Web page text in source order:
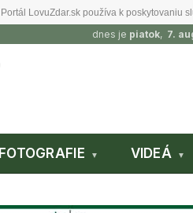
Portál LovuZdar.sk používa k poskytovaniu
dnes je piatok, 7.
FOTOGRAFIE VIDEÁ